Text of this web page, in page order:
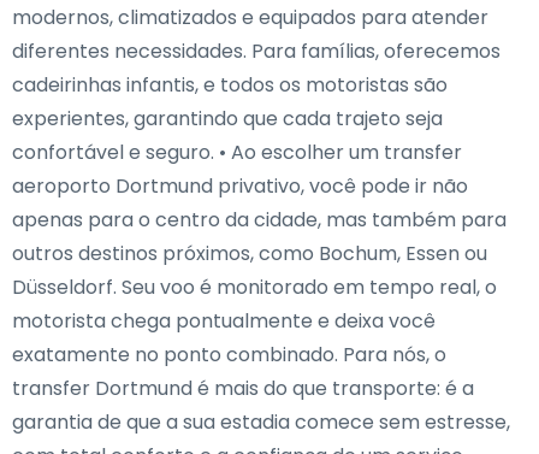
modernos, climatizados e equipados para atender
diferentes necessidades. Para famílias, oferecemos
cadeirinhas infantis, e todos os motoristas são
experientes, garantindo que cada trajeto seja
confortável e seguro. • Ao escolher um transfer
aeroporto Dortmund privativo, você pode ir não
apenas para o centro da cidade, mas também para
outros destinos próximos, como Bochum, Essen ou
Düsseldorf. Seu voo é monitorado em tempo real, o
motorista chega pontualmente e deixa você
exatamente no ponto combinado. Para nós, o
transfer Dortmund é mais do que transporte: é a
garantia de que a sua estadia comece sem estresse,